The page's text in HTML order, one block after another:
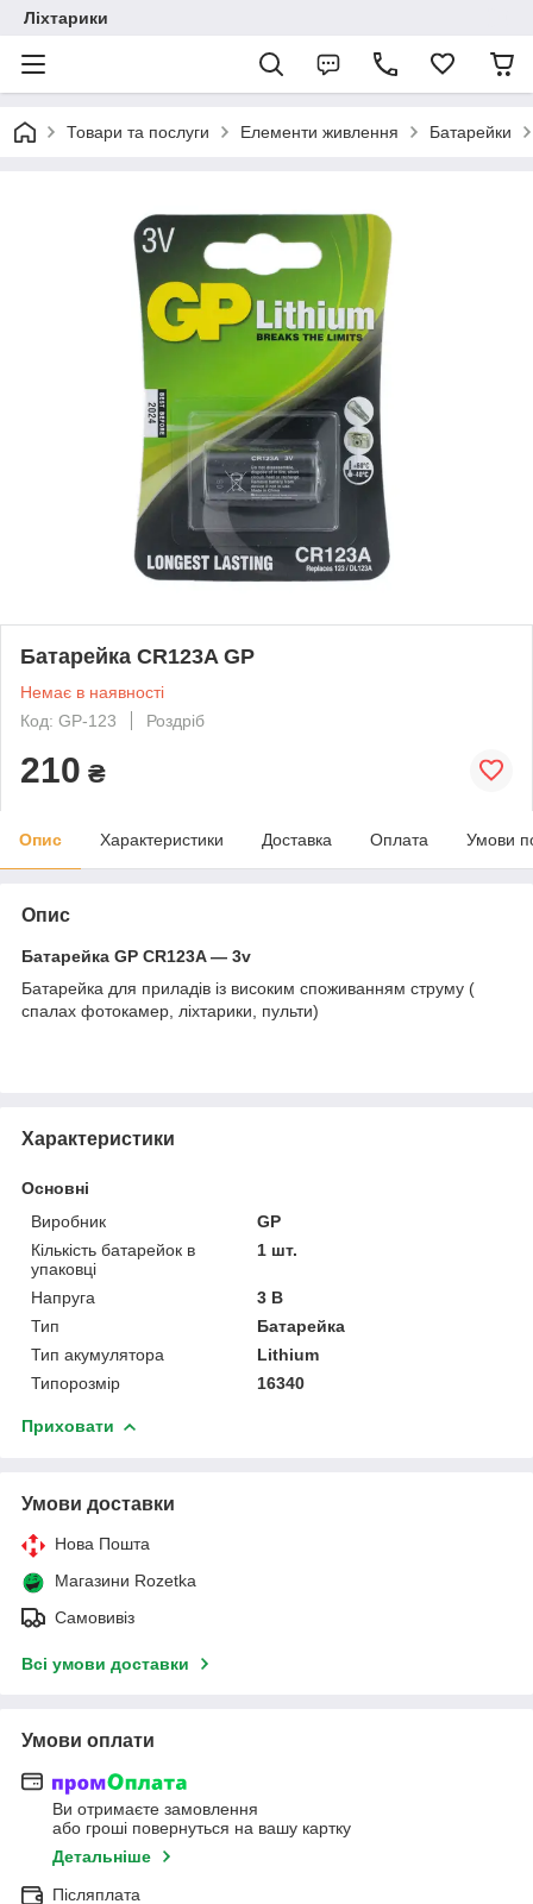
Ліхтарики
Товари та послуги Елементи живлення Батарейки
Батарейка CR123A GP
Немає в наявності
Код: GP-123
Роздріб
210 ₴
Опис Характеристики Доставка Оплата Умови
Опис
Батарейка GP CR123A — 3v
Батарейка для приладів із високим споживанням струму (
спалах фотокамер, ліхтарики, пульти)
Характеристики
Основні
Виробник
GP
Кількість батарейок в
упаковці
1 шт.
Напруга
3 В
Тип
Батарейка
Тип акумулятора
Lithium
Типорозмір
16340
Приховати
Умови доставки
Нова Пошта
Магазини Rozetka
Самовивіз
Всі умови доставки
Умови оплати
Ви отримаєте замовлення
або гроші повернуться на вашу картку
Детальніше
Післяплата